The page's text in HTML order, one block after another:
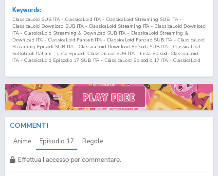
Keywords:
ClassicaLoid SUB ITA - ClassicaLoid ITA - ClassicaLoid Streaming SUB ITA -
ClassicaLoid Download SUB ITA - ClassicaLoid Streaming ITA - ClassicaLoid Download
ITA - ClassicaLoid Streaming & Download SUB ITA - ClassicaLoid Streaming &
Download ITA - ClassicaLoid Fansub ITA - ClassicaLoid Fansub SUB ITA - ClassicaLoid
Streaming Episodi SUB ITA - ClassicaLoid Download Episodi SUB ITA - ClassicaLoid
Sottotitoli Italiani - Lista Episodi ClassicaLoid SUB ITA - Lista Episodi ClassicaLoid
ITA - ClassicaLoid Episodio 17 SUB ITA - ClassicaLoid Episodio 17 ITA - ClassicaLoid
COMMENTI
Anime Episodio 17 Regole
Effettua l'accesso per commentare.